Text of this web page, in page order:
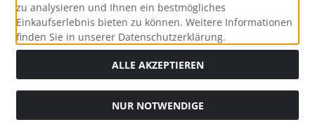
Social Media
Widerrufsformular
zu analysieren und Ihnen ein bestmögliches
Einkaufserlebnis bieten zu können. Weitere Informationen
finden Sie in unserer Datenschutzerklärung.
ALLE AKZEPTIEREN
NUR NOTWENDIGE